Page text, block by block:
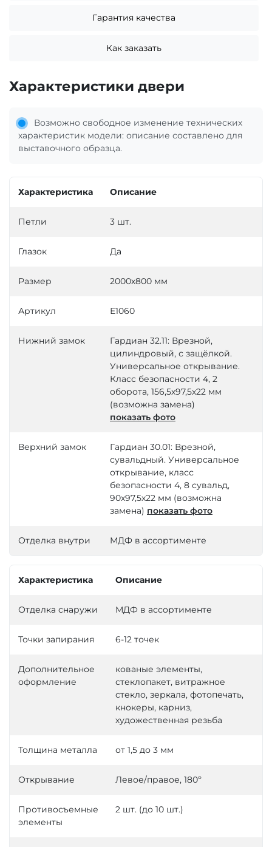
Гарантия качества
Как заказать
Характеристики двери
Возможно свободное изменение технических
характеристик модели: описание составлено для
выставочного образца.
Характеристика Описание
Петли 3 шт.
Глазок Да
Размер 2000х800 мм
Артикул Е1060
Нижний замок
Гардиан 32.11: Врезной,
цилиндровый, с защёлкой.
Универсальное открывание.
Класс безопасности 4, 2
оборота, 156,5х97,5х22 мм
(возможна замена)
показать фото
Верхний замок
Гардиан 30.01: Врезной,
сувальдный. Универсальное
открывание, класс
безопасности 4, 8 сувальд,
90х97,5х22 мм (возможна
замена) показать фото
Отделка внутри МДФ в ассортименте
Характеристика Описание
Отделка снаружи МДФ в ассортименте
Точки запирания 6-12 точек
Дополнительное
оформление
кованые элементы,
стеклопакет, витражное
стекло, зеркала, фотопечать,
кнокеры, карниз,
художественная резьба
Толщина металла от 1,5 до 3 мм
Открывание Левое/правое, 180º
Противосъемные
элементы
2 шт. (до 10 шт.)